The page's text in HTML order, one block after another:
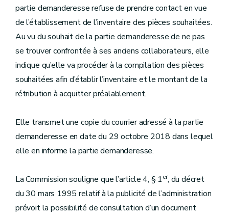
partie demanderesse refuse de prendre contact en vue
de l’établissement de l’inventaire des pièces souhaitées.
Au vu du souhait de la partie demanderesse de ne pas
se trouver confrontée à ses anciens collaborateurs, elle
indique qu’elle va procéder à la compilation des pièces
souhaitées afin d’établir l’inventaire et le montant de la
rétribution à acquitter préalablement.
Elle transmet une copie du courrier adressé à la partie
demanderesse en date du 29 octobre 2018 dans lequel
elle en informe la partie demanderesse.
La Commission souligne que l’article 4, § 1er, du décret
du 30 mars 1995 relatif à la publicité de l’administration
prévoit la possibilité de consultation d’un document